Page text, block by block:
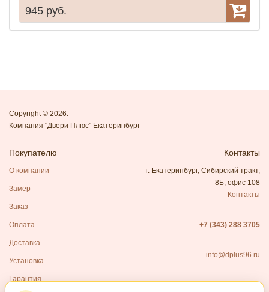
945 руб.
Copyright © 2026.
Компания "Двери Плюс" Екатеринбург
Покупателю
О компании
Замер
Заказ
Оплата
Доставка
Установка
Гарантия
Контакты
г. Екатеринбург, Сибирский тракт,
8Б, офис 108
Контакты
+7 (343) 288 3705
info@dplus96.ru